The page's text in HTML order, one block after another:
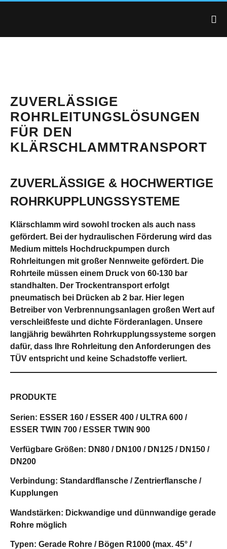
ZUVERLÄSSIGE
ROHRLEITUNGSLÖSUNGEN
FÜR DEN
KLÄRSCHLAMMTRANSPORT
ZUVERLÄSSIGE & HOCHWERTIGE
ROHRKUPPLUNGSSYSTEME
Klärschlamm wird sowohl trocken als auch nass
gefördert. Bei der hydraulischen Förderung wird das
Medium mittels Hochdruckpumpen durch
Rohrleitungen mit großer Nennweite gefördert. Die
Rohrteile müssen einem Druck von 60-130 bar
standhalten. Der Trockentransport erfolgt
pneumatisch bei Drücken ab 2 bar. Hier legen
Betreiber von Verbrennungsanlagen großen Wert auf
verschleißfeste und dichte Förderanlagen. Unsere
langjährig bewährten Rohrkupplungssysteme sorgen
dafür, dass Ihre Rohrleitung den Anforderungen des
TÜV entspricht und keine Schadstoffe verliert.
PRODUKTE
Serien: ESSER 160 / ESSER 400 / ULTRA 600 /
ESSER TWIN 700 / ESSER TWIN 900
Verfügbare Größen: DN80 / DN100 / DN125 / DN150 /
DN200
Verbindung: Standardflansche / Zentrierflansche /
Kupplungen
Wandstärken: Dickwandige und dünnwandige gerade
Rohre möglich
Typen: Gerade Rohre / Bögen R1000 (max. 45° /